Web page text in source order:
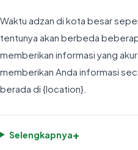
Waktu adzan di kota besar
tentunya akan berbeda
memberikan informasi yang
memberikan Anda informasi
berada di {location}.
Selengkapnya+